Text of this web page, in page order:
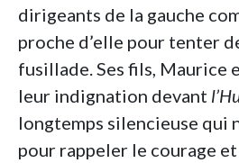
dirigeants de la gauche
proche d’elle pour tenter
fusillade. Ses fils, Maurice
leur indignation devant
longtemps silencieuse qui
pour rappeler le courage et